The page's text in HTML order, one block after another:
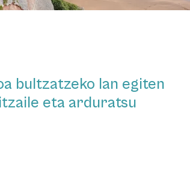
bultzatzeko lan egiten
eta arduratsu